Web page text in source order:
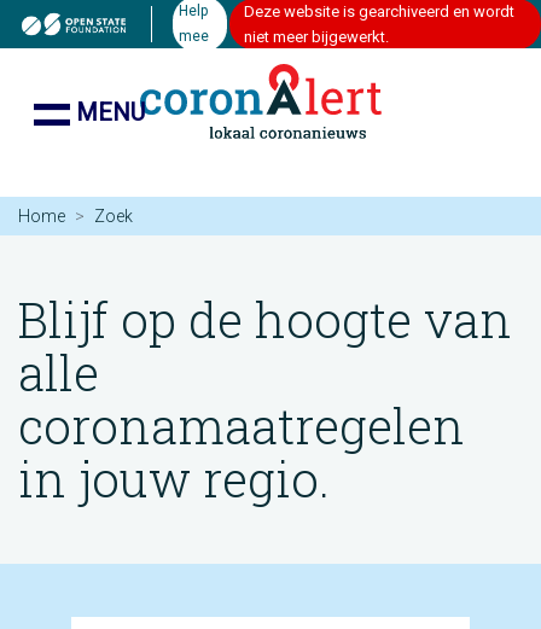
Help
mee
Deze website is gearchiveerd en wordt
niet meer bijgewerkt.
MENU
Home Zoek
Blijf op de hoogte van
alle
coronamaatregelen
in jouw regio.